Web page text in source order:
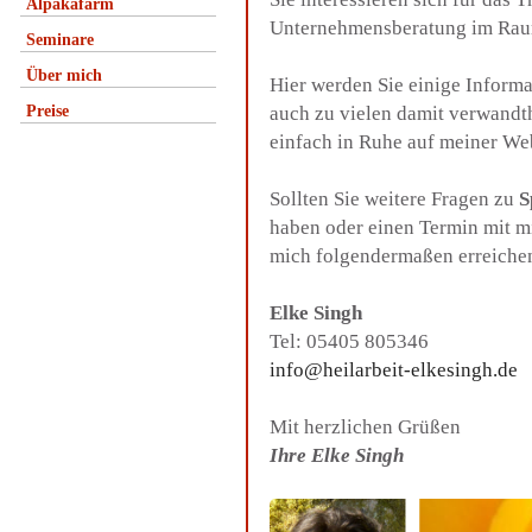
Alpakafarm
Seminare
Über mich
Preise
Unternehmensberatung im
Hier werden Sie einige
auch zu vielen damit
einfach in Ruhe auf meiner
Sollten Sie weitere Fragen zu
haben oder einen Termin mit
mich folgendermaßen
Elke Singh
Tel: 05405 805346
info@heilarbeit-elkesingh.de
Mit herzlichen Grüßen
Ihre Elke Singh